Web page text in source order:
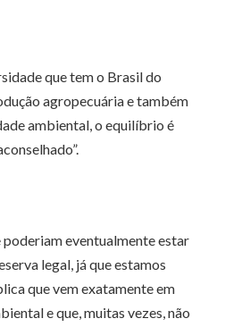
que tem o Brasil do
agropecuária e também
ambiental, o equilíbrio é
poderiam eventualmente estar
legal, já que estamos
que vem exatamente em
e que, muitas vezes, não